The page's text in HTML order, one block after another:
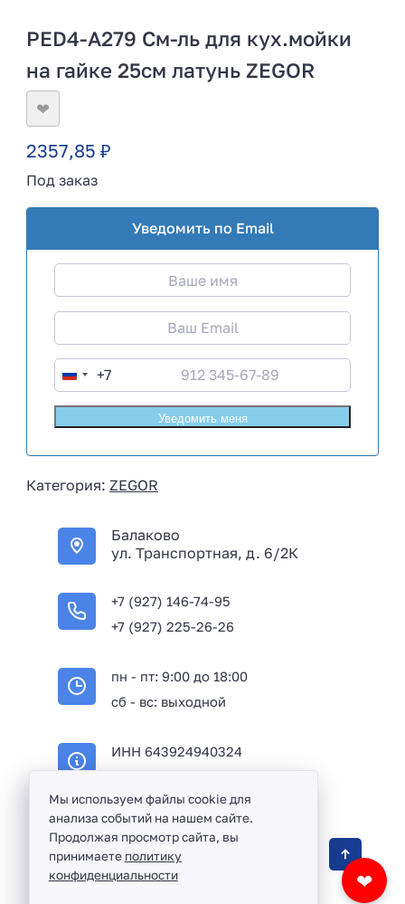
PED4-A279 См-ль для кух.мойки
на гайке 25см латунь ZEGOR
❤
2357,85 ₽
Под заказ
Уведомить по Email
R
u
s
a
7
+7
Категория: ZEGOR
Балаково
ул. Транспортная, д. 6/2К
+7 (927) 146-74-95
+7 (927) 225-26-26
пн - пт: 9:00 до 18:00
сб - вс: выходной
ИНН 643924940324
❤
Оптовая продажа сантехники и комплектующих
в Балаково и Саратовской области ©
Мы используем файлы cookie для
анализа событий на нашем сайте.
Продолжая просмотр сайта, вы
принимаете политику
конфиденциальности